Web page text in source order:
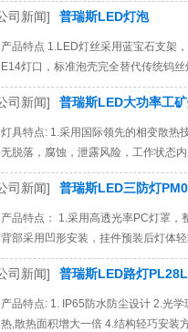
司新闻] 普瑞斯LED灯泡
产品特点 1.LED灯丝采用蓝宝石支架
E14灯口，标准泡壳完全替代传统钨丝
司新闻] 普瑞斯LED大功率工
灯具特点: 1.采用国际领先的相变散热
无脱落，腐蚀，泄露风险，工作状态
司新闻] 普瑞斯LED三防灯
产品特点： 1.采用高透光率PC灯罩
背部采用凹形安装，挂件预装后灯体
司新闻] 普瑞斯LED路灯
产品特点: 1. IP65防水防尘设计 2.光
热,散热面积增大一倍 4.结构轻巧安装